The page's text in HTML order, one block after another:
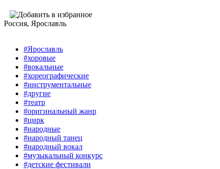
Россия, Ярославль
#Ярославль
#хоровые
#вокальные
#хореографические
#инструментальные
#другие
#театр
#оригинальный жанр
#цирк
#народные
#народный танец
#народный вокал
#музыкальный конкурс
#детские фестивали